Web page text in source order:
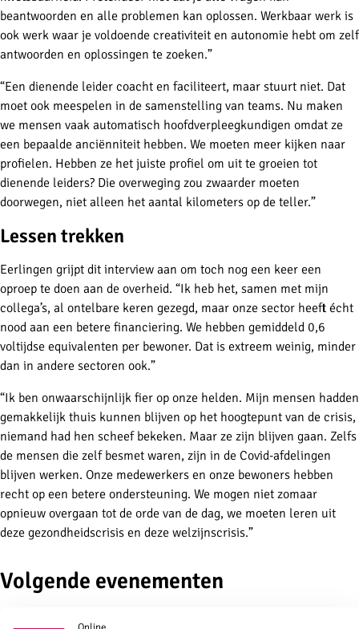
beantwoorden en alle problemen kan oplossen. Werkbaar werk is
ook werk waar je voldoende creativiteit en autonomie hebt om zelf
antwoorden en oplossingen te zoeken.”
“Een dienende leider coacht en faciliteert, maar stuurt niet. Dat
moet ook meespelen in de samenstelling van teams. Nu maken
we mensen vaak automatisch hoofdverpleegkundigen omdat ze
een bepaalde anciënniteit hebben. We moeten meer kijken naar
profielen. Hebben ze het juiste profiel om uit te groeien tot
dienende leiders? Die overweging zou zwaarder moeten
doorwegen, niet alleen het aantal kilometers op de teller.”
Lessen trekken
Eerlingen grijpt dit interview aan om toch nog een keer een
oproep te doen aan de overheid. “Ik heb het, samen met mijn
collega’s, al ontelbare keren gezegd, maar onze sector heeft écht
nood aan een betere financiering. We hebben gemiddeld 0,6
voltijdse equivalenten per bewoner. Dat is extreem weinig, minder
dan in andere sectoren ook.”
“Ik ben onwaarschijnlijk fier op onze helden. Mijn mensen hadden
gemakkelijk thuis kunnen blijven op het hoogtepunt van de crisis,
niemand had hen scheef bekeken. Maar ze zijn blijven gaan. Zelfs
de mensen die zelf besmet waren, zijn in de Covid-afdelingen
blijven werken. Onze medewerkers en onze bewoners hebben
recht op een betere ondersteuning. We mogen niet zomaar
opnieuw overgaan tot de orde van de dag, we moeten leren uit
deze gezondheidscrisis en deze welzijnscrisis.”
Volgende evenementen